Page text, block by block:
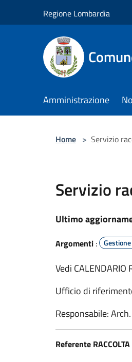
Regione Lombardia
Amministrazione
Home > Servizio
Servizio
Ultimo
Argomenti :
Vedi CALENDARIO
Ufficio di
Responsabile:
Referente